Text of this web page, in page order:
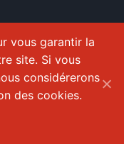
vous garantir la
site. Si vous
considérerons
des cookies.